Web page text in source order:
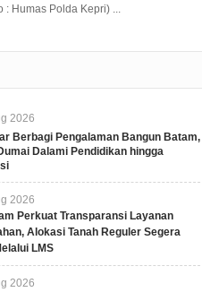
: Humas Polda Kepri) ...
2026
Berbagi Pengalaman Bangun Batam,
Dalami Pendidikan hingga
2026
Perkuat Transparansi Layanan
Alokasi Tanah Reguler Segera
LMS
2026